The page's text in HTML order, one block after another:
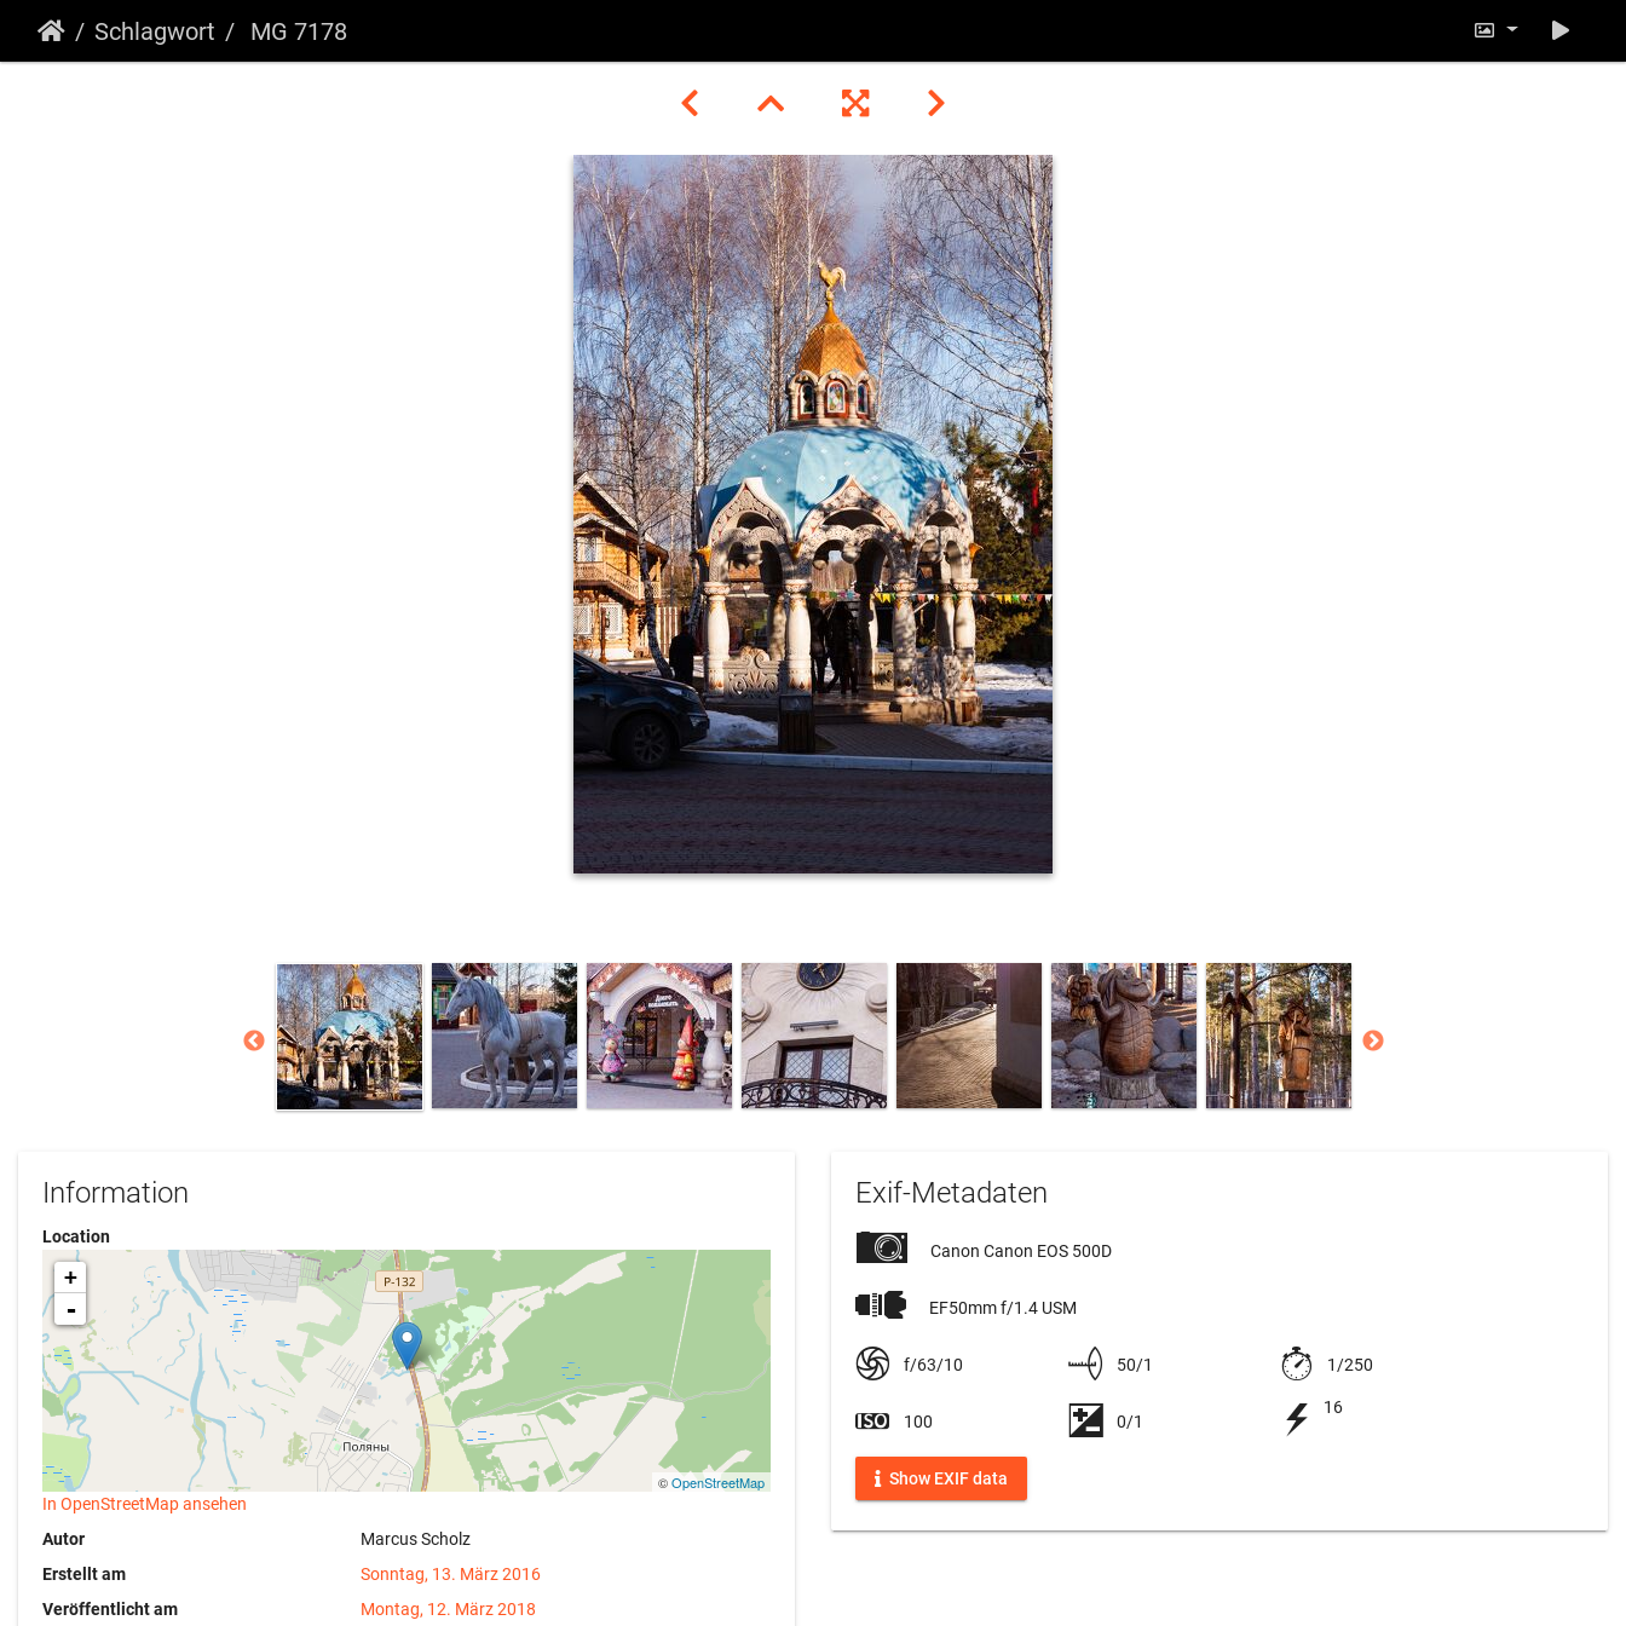
Schlagwort MG 7178
Information
Location
+
-
©OpenStreetMap
In OpenStreetMap ansehen
Autor
Marcus Scholz
Erstellt am
Sonntag, 13. März 2016
Veröffentlicht am
Montag, 12. März 2018
Exif-Metadaten
Canon Canon EOS 500D
EF50mm f/1.4 USM
f/63/10 50/1 1/250
100 0/1
16
Show EXIF data